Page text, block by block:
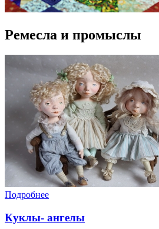
Ремесла и промыслы
Подробнее
Куклы- ангелы